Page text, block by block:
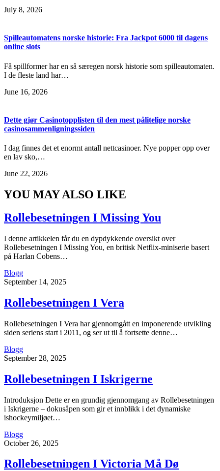
July 8, 2026
Spilleautomatens norske historie: Fra Jackpot 6000 til dagens
online slots
Få spillformer har en så særegen norsk historie som spilleautomaten.
I de fleste land har…
June 16, 2026
Dette gjør Casinotopplisten til den mest pålitelige norske
casinosammenligningssiden
I dag finnes det et enormt antall nettcasinoer. Nye popper opp over
en lav sko,…
June 22, 2026
YOU MAY ALSO LIKE
Rollebesetningen I Missing You
I denne artikkelen får du en dypdykkende oversikt over
Rollebesetningen I Missing You, en britisk Netflix-miniserie basert
på Harlan Cobens…
Blogg
September 14, 2025
Rollebesetningen I Vera
Rollebesetningen I Vera har gjennomgått en imponerende utvikling
siden seriens start i 2011, og ser ut til å fortsette denne…
Blogg
September 28, 2025
Rollebesetningen I Iskrigerne
Introduksjon Dette er en grundig gjennomgang av Rollebesetningen
i Iskrigerne – dokusåpen som gir et innblikk i det dynamiske
ishockeymiljøet…
Blogg
October 26, 2025
Rollebesetningen I Victoria Må Dø